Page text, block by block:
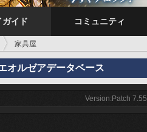
ガイド コミュニティ
家具屋
オルゼアデータベース
Version:Patch 7.55